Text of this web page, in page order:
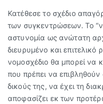
Κατέθεσε το σχέδιο
των συγκεντρώσεων. Το
αστυνομία ως ανώτατη
διευρυμένο και
νομοσχέδιο θα μπορεί να
που πρέπει να επιβληθούν
δικούς της, να έχει τη
αποφασίζει εκ των